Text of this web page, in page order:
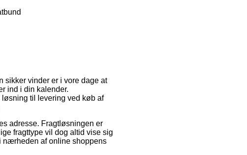
sikker vinder er i vore dage at
ind i din kalender.
til levering ved køb af
adresse. Fragtløsningen er
fragttype vil dog altid vise sig
nærheden af online shoppens